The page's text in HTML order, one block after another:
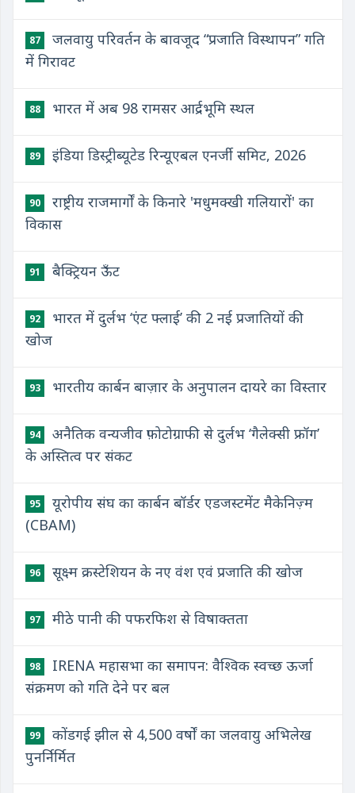
87
जलवायु परिवर्तन के बावजूद “प्रजाति विस्थापन” गति
में गिरावट
88 भारत में अब 98 रामसर आर्द्रभूमि स्थल
89 इंडिया डिस्ट्रीब्यूटेड रिन्यूएबल एनर्जी समिट, 2026
90
राष्ट्रीय राजमार्गों के किनारे 'मधुमक्खी गलियारों' का
विकास
91 बैक्ट्रियन ऊँट
92
भारत में दुर्लभ ‘एंट फ्लाई’ की 2 नई प्रजातियों की
खोज
93 भारतीय कार्बन बाज़ार के अनुपालन दायरे का विस्तार
94
अनैतिक वन्यजीव फ़ोटोग्राफी से दुर्लभ ‘गैलेक्सी फ्रॉग’
के अस्तित्व पर संकट
95
यूरोपीय संघ का कार्बन बॉर्डर एडजस्टमेंट मैकेनिज़्म
(CBAM)
96 सूक्ष्म क्रस्टेशियन के नए वंश एवं प्रजाति की खोज
97 मीठे पानी की पफरफिश से विषाक्तता
98
IRENA महासभा का समापन: वैश्विक स्वच्छ ऊर्जा
संक्रमण को गति देने पर बल
99
कोंडगई झील से 4,500 वर्षों का जलवायु अभिलेख
पुनर्निर्मित